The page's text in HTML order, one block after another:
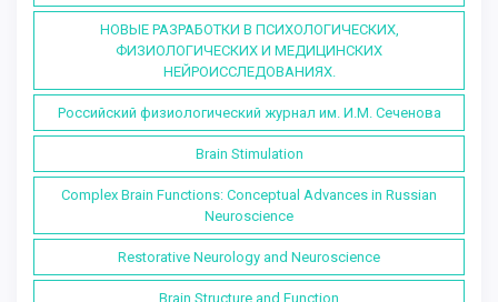
НОВЫЕ РАЗРАБОТКИ В ПСИХОЛОГИЧЕСКИХ,
ФИЗИОЛОГИЧЕСКИХ И МЕДИЦИНСКИХ
НЕЙРОИССЛЕДОВАНИЯХ.
Российский физиологический журнал им. И.М. Сеченова
Brain Stimulation
Complex Brain Functions: Conceptual Advances in Russian
Neuroscience
Restorative Neurology and Neuroscience
Brain Structure and Function